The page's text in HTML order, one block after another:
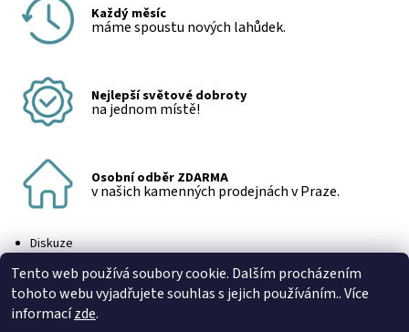
Každý měsíc
máme spoustu nových lahůdek.
Nejlepší světové dobroty
na jednom místě!
Osobní odběr ZDARMA
v našich kamenných prodejnách v Praze.
Diskuze
Přidat komentář
Tento web používá soubory cookie. Dalším procházením
tohoto webu vyjadřujete souhlas s jejich používáním.. Více
informacízde.